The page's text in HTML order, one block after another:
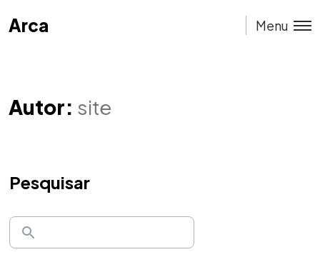
Arca
Arca Menu
Autor: site
Pesquisar